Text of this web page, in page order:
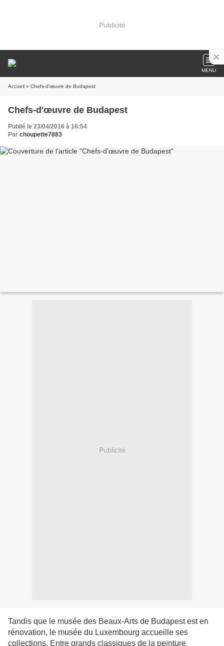
Publicité
MENU
Accueil » Chefs-d'œuvre de Budapest
Chefs-d'œuvre de Budapest
Publié le 23/04/2016 à 16:54
Par choupette7883
Publicité
Tandis que le musée des Beaux-Arts de Budapest est en
rénovation, le musée du Luxembourg accueille ses
collections. Entre grands classiques de la peinture